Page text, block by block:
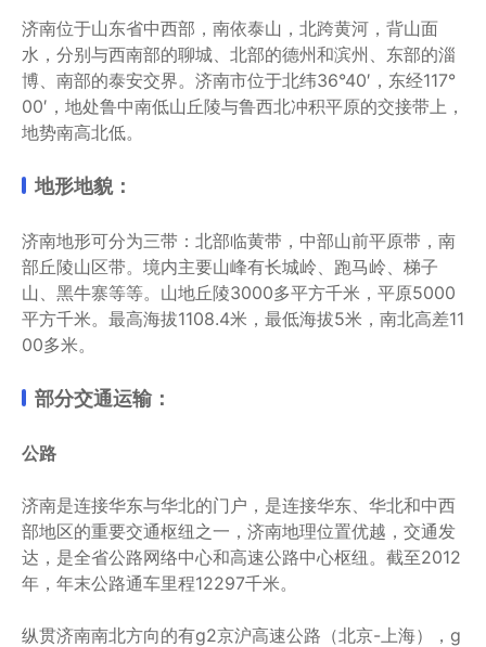
济南位于山东省中西部，南依泰山，北跨黄河，背山面
水，分别与西南部的聊城、北部的德州和滨州、东部的淄
博、南部的泰安交界。济南市位于北纬36°40′，东经117°
00′，地处鲁中南低山丘陵与鲁西北冲积平原的交接带上，
地势南高北低。
地形地貌：
济南地形可分为三带：北部临黄带，中部山前平原带，南
部丘陵山区带。境内主要山峰有长城岭、跑马岭、梯子
山、黑牛寨等等。山地丘陵3000多平方千米，平原5000
平方千米。最高海拔1108.4米，最低海拔5米，南北高差11
00多米。
部分交通运输：
公路
济南是连接华东与华北的门户，是连接华东、华北和中西
部地区的重要交通枢纽之一，济南地理位置优越，交通发
达，是全省公路网络中心和高速公路中心枢纽。截至2012
年，年末公路通车里程12297千米。
纵贯济南南北方向的有g2京沪高速公路（北京-上海），g